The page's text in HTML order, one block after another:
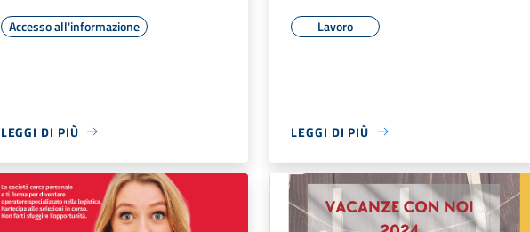
Accesso all'informazione
LEGGI DI PIÙ
Lavoro
LEGGI DI PIÙ